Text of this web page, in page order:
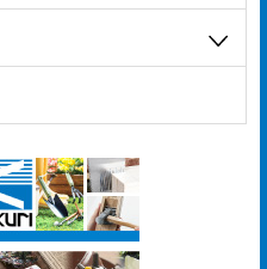
せ
PROFILE
ア
ス